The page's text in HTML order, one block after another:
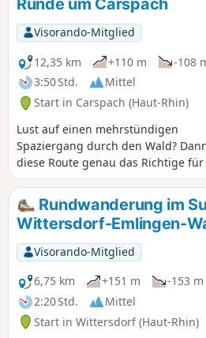
Runde um Carspach
Visorando-Mitglied
12,35 km
+110 m
-108
3:50 Std.
Mittel
Start in Carspach (Haut-Rhin)
Lust auf einen mehrstündigen
Spaziergang durch den Wald?
diese Route genau das Richtige für
Obwohl sie keine Schwierigkeiten
bereitet, können Sie dennoch einige
„Geheimnisse“ dieses Teils des
Sundgaus entdecken und die Zeit
Freien in vollen Zügen genießen.
Rundwanderung im
Wittersdorf-Emlingen-
Visorando-Mitglied
6,75 km
+151 m
-153 m
2:20 Std.
Mittel
Start in Wittersdorf (Haut-Rhin)